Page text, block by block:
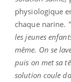
physiologique
chaque narine.
les jeunes
même. On se
puis on met sa
solution coule